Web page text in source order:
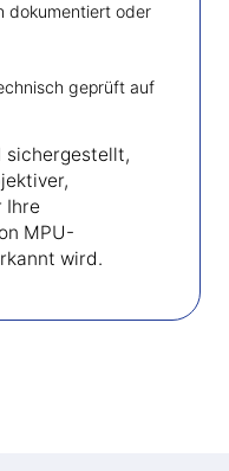
dokumentiert oder
geprüft auf
sichergestellt,
Ihre
MPU-
wird.